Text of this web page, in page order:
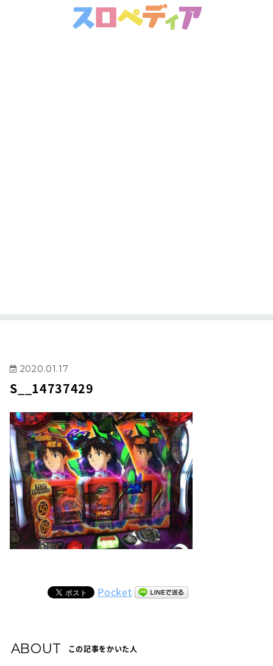
2020.01.17
S__14737429
Pocket
ABOUT この記事をかいた人